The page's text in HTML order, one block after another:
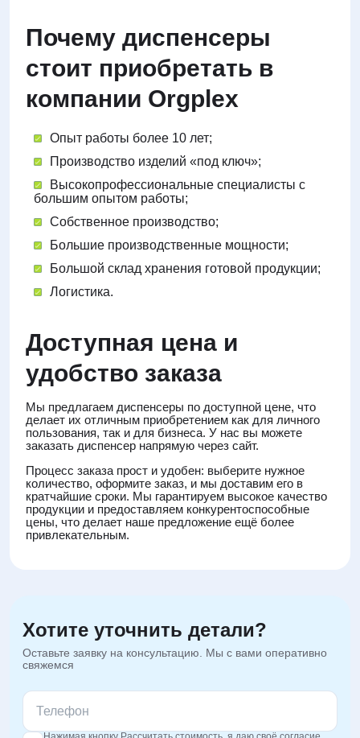
Почему диспенсеры
стоит приобретать в
компании Orgplex
Опыт работы более 10 лет;
Производство изделий «под ключ»;
Высокопрофессиональные специалисты с
большим опытом работы;
Собственное производство;
Большие производственные мощности;
Большой склад хранения готовой продукции;
Логистика.
Доступная цена и
удобство заказа
Мы предлагаем диспенсеры по доступной цене, что
делает их отличным приобретением как для личного
пользования, так и для бизнеса. У нас вы можете
заказать диспенсер напрямую через сайт.
Процесс заказа прост и удобен: выберите нужное
количество, оформите заказ, и мы доставим его в
кратчайшие сроки. Мы гарантируем высокое качество
продукции и предоставляем конкурентоспособные
цены, что делает наше предложение ещё более
привлекательным.
Хотите уточнить детали?
Оставьте заявку на консультацию. Мы с вами оперативно
свяжемся